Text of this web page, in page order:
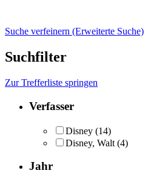
Suche verfeinern (Erweiterte Suche)
Suchfilter
Zur Trefferliste springen
Verfasser
Disney (14)
Disney, Walt (4)
Jahr